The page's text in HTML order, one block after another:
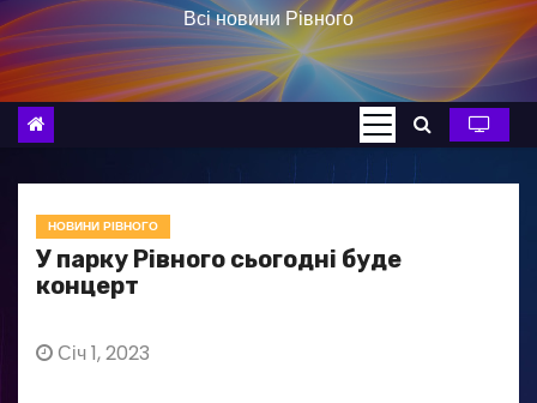
о
в
Всі новини Рівного
НОВИНИ РІВНОГО
У парку Рівного сьогодні буде
концерт
Січ 1, 2023